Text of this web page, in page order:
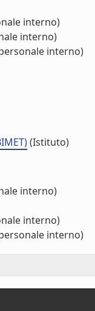
interno)
interno)
interno)
(Istituto)
interno)
interno)
interno)